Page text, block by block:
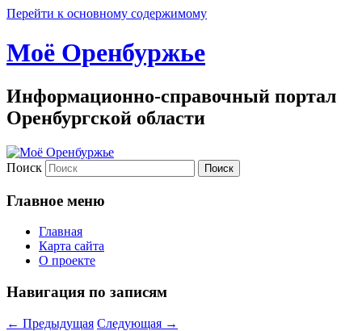
Перейти к основному содержимому
Моё Оренбуржье
Информационно-справочный портал
Оренбургской области
Поиск
Главное меню
Главная
Карта сайта
О проекте
Навигация по записям
← Предыдущая Следующая →